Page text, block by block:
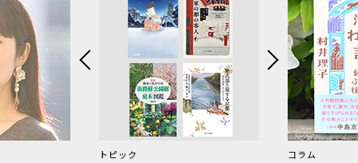
トピック コラム